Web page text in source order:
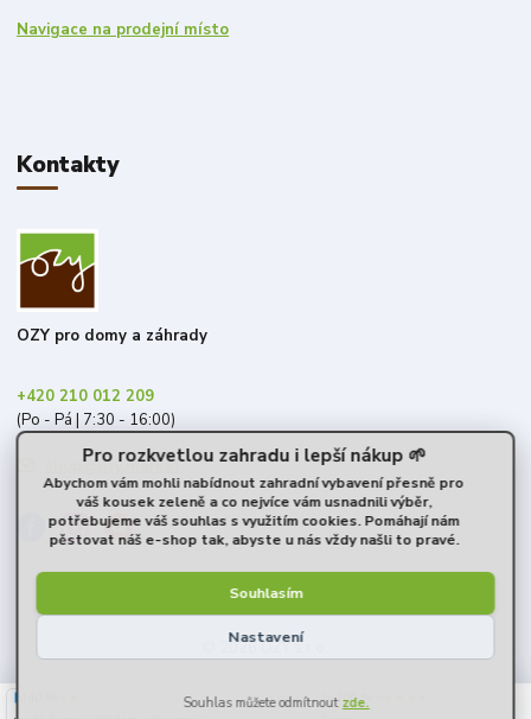
Navigace na prodejní místo
Kontakty
OZY pro domy a záhrady
+420 210 012 209
(Po - Pá | 7:30 - 16:00)
shop@ozy.market
© 2026 OZY s.r.o.
Pro rozkvetlou zahradu i lepší nákup 🌱
Abychom vám mohli nabídnout zahradní vybavení přesně pro
váš kousek zeleně a co nejvíce vám usnadnili výběr,
potřebujeme váš souhlas s využitím cookies. Pomáhají nám
pěstovat náš e-shop tak, abyste u nás vždy našli to pravé.
Nastavení
Souhlasím
6. srpna 100 %